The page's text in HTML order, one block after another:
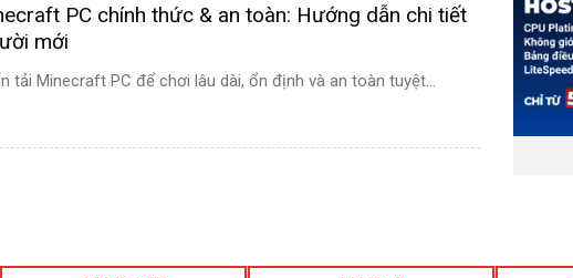
PC chính thức & an toàn: Hướng dẫn chi tiết
mới
tải Minecraft PC để chơi lâu dài, ổn định và an toàn tuyệt...